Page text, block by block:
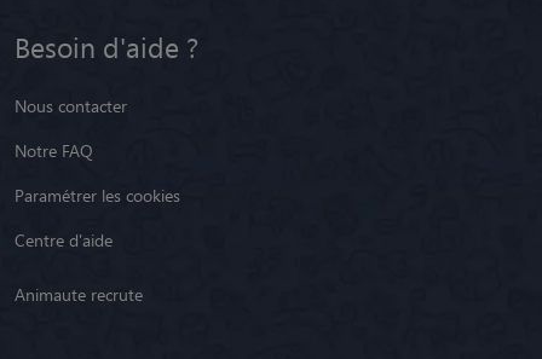
Besoin d'aide ?
Nous contacter
Notre FAQ
Paramétrer les cookies
Centre d'aide
Animaute recrute